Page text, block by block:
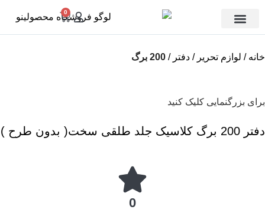
0
خانه لوازم تحریر دفتر 200 برگ
برای بزرگنمایی کلیک کنید
دفتر 200 برگ کلاسیک جلد طلقی سخت( بدون طرح )
0